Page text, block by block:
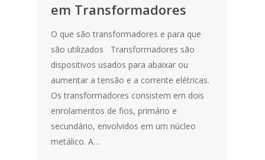
em Transformadores
O que são transformadores e para que
são utilizados Transformadores são
dispositivos usados para abaixar ou
aumentar a tensão e a corrente elétricas.
Os transformadores consistem em dois
enrolamentos de fios, primário e
secundário, envolvidos em um núcleo
metálico. A…
HOME